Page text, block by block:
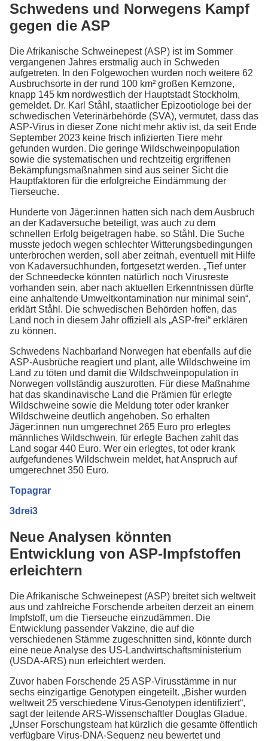
Schwedens und Norwegens Kampf
gegen die ASP
Die Afrikanische Schweinepest (ASP) ist im Sommer
vergangenen Jahres erstmalig auch in Schweden
aufgetreten. In den Folgewochen wurden noch weitere 62
Ausbruchsorte in der rund 100 km² großen Kernzone,
knapp 145 km nordwestlich der Hauptstadt Stockholm,
gemeldet. Dr. Karl Ståhl, staatlicher Epizootiologe bei der
schwedischen Veterinärbehörde (SVA), vermutet, dass das
ASP-Virus in dieser Zone nicht mehr aktiv ist, da seit Ende
September 2023 keine frisch infizierten Tiere mehr
gefunden wurden. Die geringe Wildschweinpopulation
sowie die systematischen und rechtzeitig ergriffenen
Bekämpfungsmaßnahmen sind aus seiner Sicht die
Hauptfaktoren für die erfolgreiche Eindämmung der
Tierseuche.
Hunderte von Jäger:innen hatten sich nach dem Ausbruch
an der Kadaversuche beteiligt, was auch zu dem
schnellen Erfolg beigetragen habe, so Ståhl. Die Suche
musste jedoch wegen schlechter Witterungsbedingungen
unterbrochen werden, soll aber zeitnah, eventuell mit Hilfe
von Kadaversuchhunden, fortgesetzt werden. „Tief unter
der Schneedecke könnten natürlich noch Virusreste
vorhanden sein, aber nach aktuellen Erkenntnissen dürfte
eine anhaltende Umweltkontamination nur minimal sein“,
erklärt Ståhl. Die schwedischen Behörden hoffen, das
Land noch in diesem Jahr offiziell als „ASP-frei“ erklären
zu können.
Schwedens Nachbarland Norwegen hat ebenfalls auf die
ASP-Ausbrüche reagiert und plant, alle Wildschweine im
Land zu töten und damit die Wildschweinpopulation in
Norwegen vollständig auszurotten. Für diese Maßnahme
hat das skandinavische Land die Prämien für erlegte
Wildschweine sowie die Meldung toter oder kranker
Wildschweine deutlich angehoben. So erhalten
Jäger:innen nun umgerechnet 265 Euro pro erlegtes
männliches Wildschwein, für erlegte Bachen zahlt das
Land sogar 440 Euro. Wer ein erlegtes, tot oder krank
aufgefundenes Wildschwein meldet, hat Anspruch auf
umgerechnet 350 Euro.
Topagrar
3drei3
Neue Analysen könnten
Entwicklung von ASP-Impfstoffen
erleichtern
Die Afrikanische Schweinepest (ASP) breitet sich weltweit
aus und zahlreiche Forschende arbeiten derzeit an einem
Impfstoff, um die Tierseuche einzudämmen. Die
Entwicklung passender Vakzine, die auf die
verschiedenen Stämme zugeschnitten sind, könnte durch
eine neue Analyse des US-Landwirtschaftsministerium
(USDA-ARS) nun erleichtert werden.
Zuvor haben Forschende 25 ASP-Virusstämme in nur
sechs einzigartige Genotypen eingeteilt. „Bisher wurden
weltweit 25 verschiedene Virus-Genotypen identifiziert“,
sagt der leitende ARS-Wissenschaftler Douglas Gladue.
„Unser Forschungsteam hat kürzlich die gesamte öffentlich
verfügbare Virus-DNA-Sequenz neu bewertet und